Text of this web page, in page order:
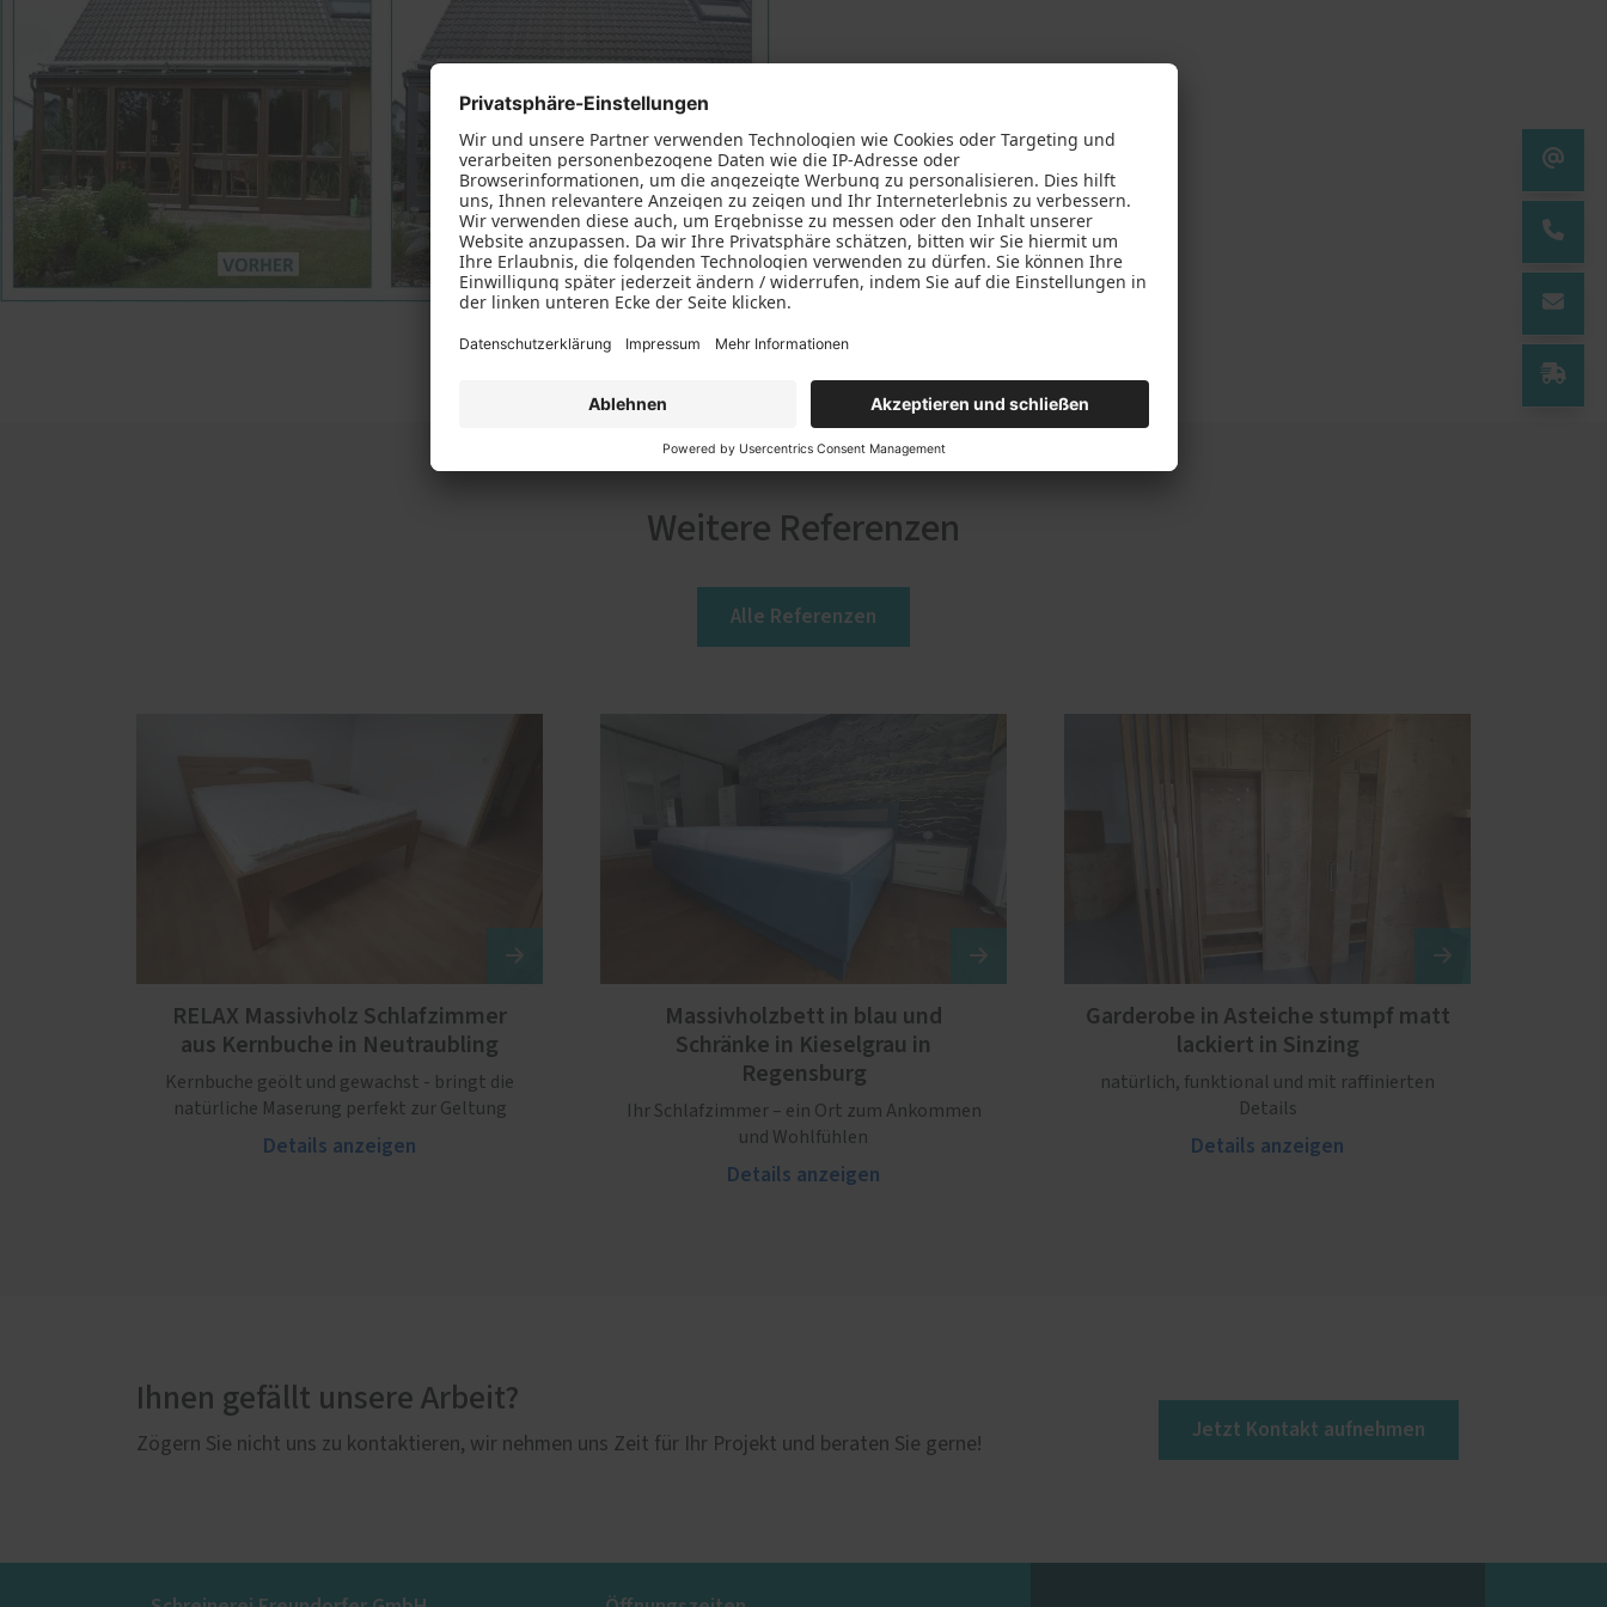
Weitere Referenzen
Alle Referenzen
RELAX Massivholz Schlafzimmer
aus Kernbuche in Neutraubling
Kernbuche geölt und gewachst - bringt die
natürliche Maserung perfekt zur Geltung
Details anzeigen
Massivholzbett in blau und
Schränke in Kieselgrau in
Regensburg
Ihr Schlafzimmer – ein Ort zum Ankommen
und Wohlfühlen
Details anzeigen
Garderobe in Asteiche stumpf matt
lackiert in Sinzing
natürlich, funktional und mit raffinierten
Details
Details anzeigen
Ihnen gefällt unsere Arbeit?
Zögern Sie nicht uns zu kontaktieren, wir nehmen uns Zeit für Ihr Projekt und beraten Sie gerne!
Jetzt Kontakt aufnehmen